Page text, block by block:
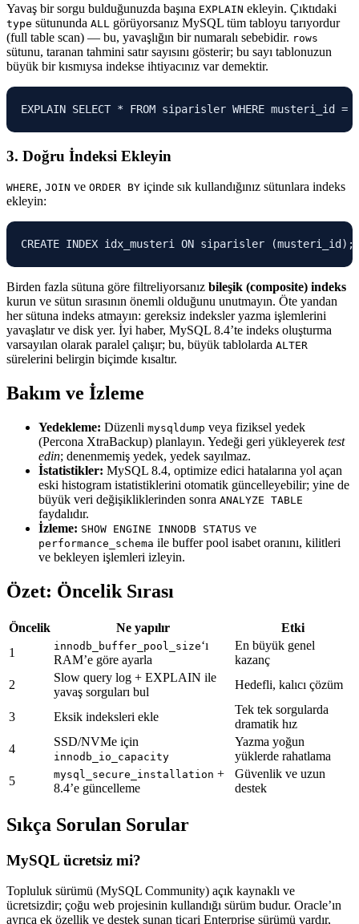
Yavaş bir sorgu bulduğunuzda başına EXPLAIN ekleyin. Çıktıdaki
type sütununda ALL
görüyorsanız MySQL tüm tabloyu tarıyordur
(full table scan) — bu, yavaşlığın bir numaralı sebebidir. rows
sütunu, taranan tahmini satır sayısını gösterir; bu sayı tablonuzun
büyük bir kısmıysa indekse ihtiyacınız var demektir.
EXPLAIN SELECT * FROM siparisler WHERE musteri_id =
3. Doğru İndeksi Ekleyin
WHERE, JOIN ve ORDER BY içinde sık kullandığınız sütunlara indeks
ekleyin:
CREATE INDEX idx_musteri ON siparisler (musteri_id);
Birden fazla sütuna göre filtreliyorsanız bileşik (composite) indeks
kurun ve sütun sırasının önemli olduğunu unutmayın. Öte yandan
her sütuna indeks atmayın: gereksiz indeksler yazma işlemlerini
yavaşlatır ve disk yer. İyi haber, MySQL 8.4’te indeks oluşturma
varsayılan olarak paralel çalışır; bu, büyük tablolarda ALTER
sürelerini belirgin biçimde kısaltır.
Bakım ve İzleme
Yedekleme: Düzenli mysqldump veya fiziksel yedek
(Percona XtraBackup) planlayın. Yedeği geri yükleyerek test
edin; denenmemiş yedek, yedek sayılmaz.
İstatistikler: MySQL 8.4, optimize edici hatalarına yol açan
eski histogram istatistiklerini otomatik güncelleyebilir; yine de
büyük veri değişikliklerinden sonra ANALYZE TABLE
faydalıdır.
İzleme: SHOW ENGINE INNODB STATUS ve
performance_schema ile buffer pool isabet oranını, kilitleri
ve bekleyen işlemleri izleyin.
Özet: Öncelik Sırası
Öncelik Ne yapılır
Etki
1
innodb_buffer_pool_size‘ı
RAM’e göre ayarla
En büyük genel
kazanç
2
Slow query log + EXPLAIN ile
yavaş sorguları bul
Hedefli, kalıcı çözüm
3 Eksik indeksleri ekle
Tek tek sorgularda
dramatik hız
4
SSD/NVMe için
innodb_io_capacity
Yazma yoğun
yüklerde rahatlama
5
mysql_secure_installation +
8.4’e güncelleme
Güvenlik ve uzun
destek
Sıkça Sorulan Sorular
MySQL ücretsiz mi?
Topluluk sürümü (MySQL Community) açık kaynaklı ve
ücretsizdir; çoğu web projesinin kullandığı sürüm budur. Oracle’ın
ayrıca ek özellik ve destek sunan ticari Enterprise sürümü vardır,